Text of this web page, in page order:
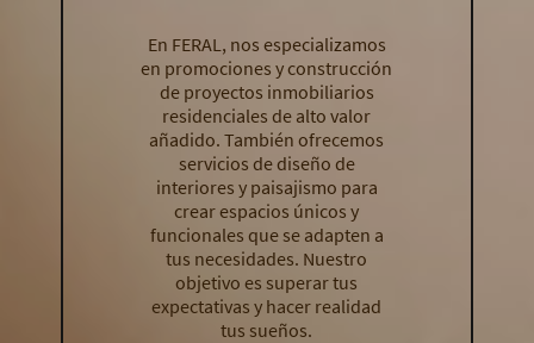
En FERAL, nos especializamos
en promociones y construcción
de proyectos inmobiliarios
residenciales de alto valor
añadido. También ofrecemos
servicios de diseño de
interiores y paisajismo para
crear espacios únicos y
funcionales que se adapten a
tus necesidades. Nuestro
objetivo es superar tus
expectativas y hacer realidad
tus sueños.